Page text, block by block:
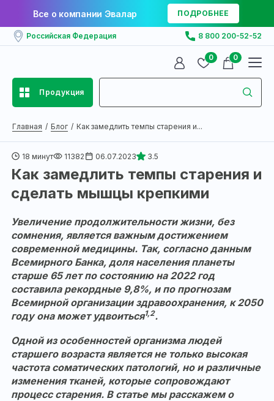
Все о компании Эвалар ПОДРОБНЕЕ
Российская Федерация 8 800 200-52-52
0 0
Продукция
Главная Блог Как замедлить темпы старения и...
18 минут 11382 06.07.2023 3.5
Как замедлить темпы старения и
сделать мышцы крепкими
Увеличение продолжительности жизни, без
сомнения, является важным достижением
современной медицины. Так, согласно данным
Всемирного Банка, доля населения планеты
старше 65 лет по состоянию на 2022 год
составила рекордные 9,8%, и по прогнозам
Всемирной организации здравоохранения, к 2050
году она может удвоиться1,2.
Одной из особенностей организма людей
старшего возраста является не только высокая
частота соматических патологий, но и различные
изменения тканей, которые сопровождают
процесс старения. В статье мы расскажем о